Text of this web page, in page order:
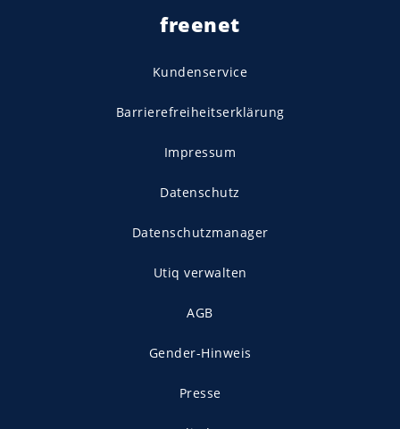
freenet
Kundenservice
Barrierefreiheitserklärung
Impressum
Datenschutz
Datenschutzmanager
Utiq verwalten
AGB
Gender-Hinweis
Presse